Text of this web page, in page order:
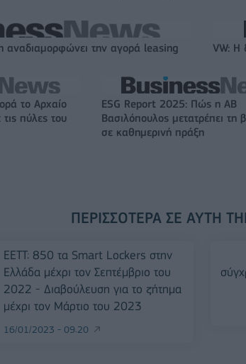
την αγορά leasing VW: Η
το Αρχαίο
πύλες του
ESG Report 2025: Πώς η ΑΒ
Βασιλόπουλος μετατρέπει τη
σε καθημερινή πράξη
ΠΕΡΙΣΣΌΤΕΡΑ ΣΕ ΑΥΤΉ
EETT: 850 τα Smart Lockers στην
Ελλάδα μέχρι τον Σεπτέμβριο του
2022 - Διαβούλευση για το ζήτημα
μέχρι τον Μάρτιο του 2023
16/01/2023 - 09:20